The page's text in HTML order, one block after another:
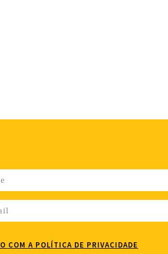
COM A POLÍTICA DE PRIVACIDADE